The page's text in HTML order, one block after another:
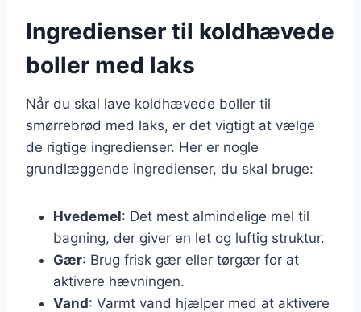
Ingredienser til koldhævede
boller med laks
Når du skal lave koldhævede boller til
smørrebrød med laks, er det vigtigt at vælge
de rigtige ingredienser. Her er nogle
grundlæggende ingredienser, du skal bruge:
Hvedemel: Det mest almindelige mel til
bagning, der giver en let og luftig struktur.
Gær: Brug frisk gær eller tørgær for at
aktivere hævningen.
Vand: Varmt vand hjælper med at aktivere